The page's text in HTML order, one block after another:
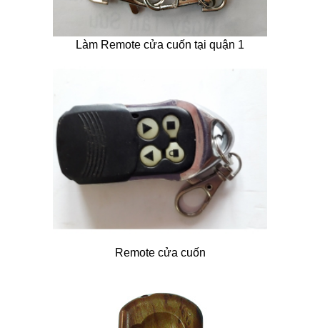
Làm Remote cửa cuốn tại quận 1
Remote cửa cuốn